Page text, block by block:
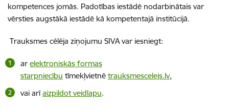
kompetences jomās. Padotības iestādē nodarbinātais var
vērsties augstākā iestādē kā kompetentajā institūcijā.
Trauksmes cēlēja ziņojumu SIVA var iesniegt:
ar elektroniskās formas
starpniecību tīmekļvietnē trauksmescelejs.lv,
vai arīaizpildot veidlapu.